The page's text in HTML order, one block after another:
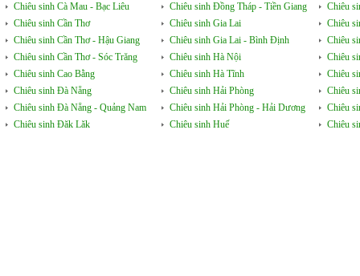
Chiêu sinh Cà Mau - Bạc Liêu
Chiêu sinh Cần Thơ
Chiêu sinh Cần Thơ - Hậu Giang
Chiêu sinh Cần Thơ - Sóc Trăng
Chiêu sinh Cao Bằng
Chiêu sinh Đà Nẵng
Chiêu sinh Đà Nẵng - Quảng Nam
Chiêu sinh Đăk Lăk
Chiêu sinh Đồng Tháp - Tiền Giang
Chiêu sinh Gia Lai
Chiêu sinh Gia Lai - Bình Định
Chiêu sinh Hà Nội
Chiêu sinh Hà Tĩnh
Chiêu sinh Hải Phòng
Chiêu sinh Hải Phòng - Hải Dương
Chiêu sinh Huế
Chiêu
Chiêu
Chiêu
Chiêu
Chiêu
Chiêu
Chiêu
Chiêu